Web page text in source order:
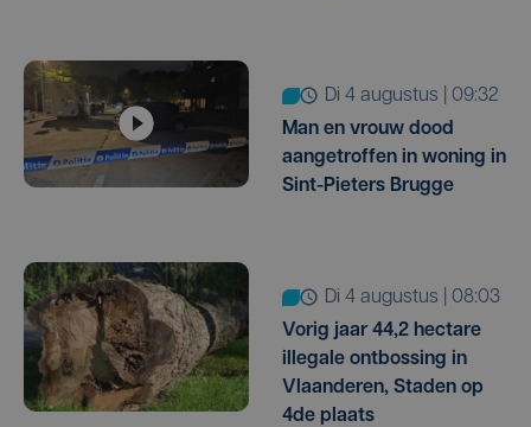
di 4 augustus | 09:32
Man en vrouw dood
aangetroffen in woning in
Sint-Pieters Brugge
di 4 augustus | 08:03
Vorig jaar 44,2 hectare
illegale ontbossing in
Vlaanderen, Staden op
4de plaats